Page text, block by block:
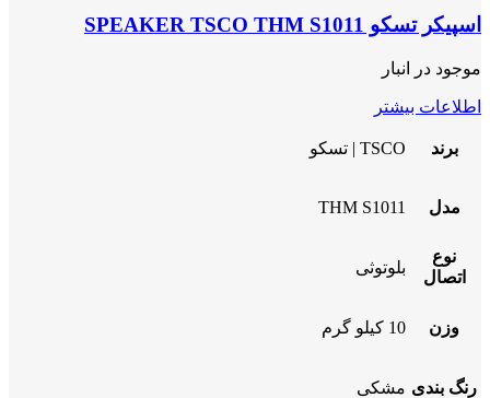
اسپیکر تسکو SPEAKER TSCO THM S1011
موجود در انبار
اطلاعات بیشتر
برند TSCO | تسکو
مدل THM S1011
نوع
اتصال
بلوتوثی
وزن 10 کیلو گرم
رنگ بندی مشکی